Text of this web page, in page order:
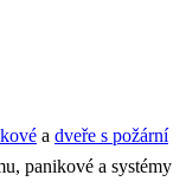
a dveře s požární
panikové a systémy